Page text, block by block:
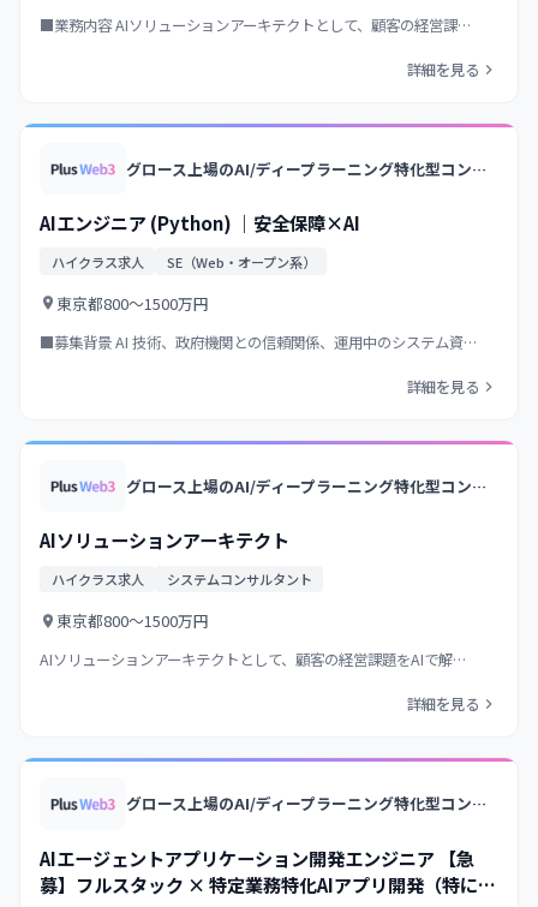
■業務内容 AIソリューションアーキテクトとして、顧客の経営課…
詳細を見る
グロース上場のAI/ディープラーニング特化型コンサル&開発企業/大手企業向けAIソリューションを多数提供/衛星画像解析等の独自プロダクト展開
AIエンジニア (Python) ｜安全保障×AI
ハイクラス求人 SE（Web・オープン系）
東京都800〜1500万円
■募集背景 AI 技術、政府機関との信頼関係、運用中のシステム資…
詳細を見る
グロース上場のAI/ディープラーニング特化型コンサル&開発企業/大手企業向けAIソリューションを多数提供/衛星画像解析等の独自プロダクト展開
AIソリューションアーキテクト
ハイクラス求人 システムコンサルタント
東京都800〜1500万円
AIソリューションアーキテクトとして、顧客の経営課題をAIで解…
詳細を見る
グロース上場のAI/ディープラーニング特化型コンサル&開発企業/大手企業向けAIソリューションを多数提供/衛星画像解析等の独自プロダクト展開
AIエージェントアプリケーション開発エンジニア 【急
募】フルスタック × 特定業務特化AIアプリ開発（特に